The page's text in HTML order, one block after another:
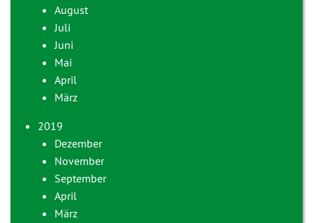
August
Juli
Juni
Mai
April
März
2019
Dezember
November
September
April
März